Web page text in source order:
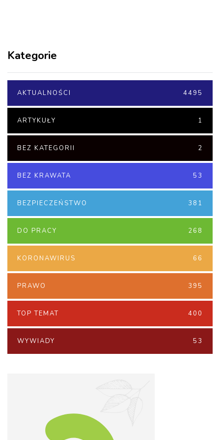
Kategorie
AKTUALNOŚCI 4495
ARTYKUŁY 1
BEZ KATEGORII 2
BEZ KRAWATA 53
BEZPIECZEŃSTWO 381
DO PRACY 268
KORONAWIRUS 66
PRAWO 395
TOP TEMAT 400
WYWIADY 53